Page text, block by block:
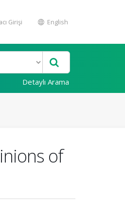
Girişi English
Detaylı Arama
of